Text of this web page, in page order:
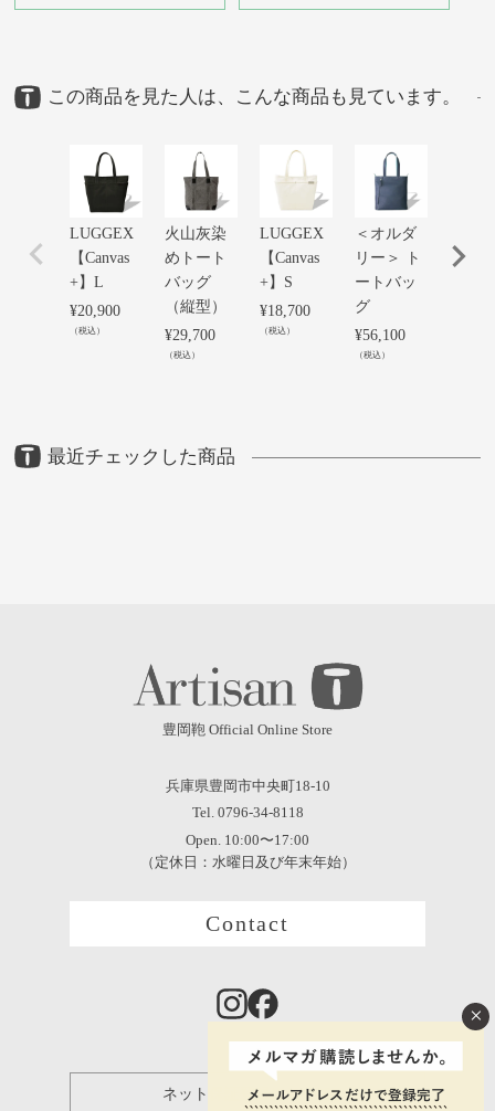
この商品を見た人は、こんな商品も見ています。
LUGGEX
【Canvas
+】L
¥20,900
（税込）
火山灰染
めトート
バッグ
（縦型）
¥29,700
（税込）
LUGGEX
【Canvas
+】S
¥18,700
（税込）
＜オルダ
リー＞ ト
ートバッ
グ
¥56,100
（税込）
めA4
最近チェックした商品
豊岡鞄 Official Online Store
兵庫県豊岡市中央町18-10
Tel. 0796-34-8118
Open. 10:00〜17:00
（定休日：水曜日及び年末年始）
Contact
ネット保証登録について
×